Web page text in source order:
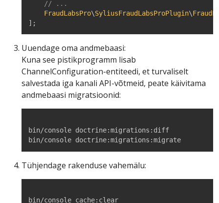
// ...
FraudLabsPro\SyliusFraudLabsProPlugin\
] ;
Uuendage oma andmebaasi:
Kuna see pistikprogramm lisab
ChannelConfiguration-entiteedi, et turvaliselt
salvestada iga kanali API-võtmeid, peate käivitama
andmebaasi migratsioonid:
bin/console doctrine:migrations:diff
bin/console doctrine:migrations:migrate
Tühjendage rakenduse vahemälu:
bin/console cache:clear